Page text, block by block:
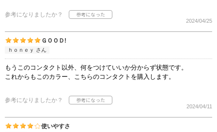
参考になりましたか？
2024/04/25
ＧＯＯＤ!
ｈｏｎｅｙ さん
もうこのコンタクト以外、何をつけていいか分からず状態です。
これからもこのカラー、こちらのコンタクトを購入します。
参考になりましたか？
2024/04/11
使いやすさ